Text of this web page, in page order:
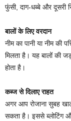
फुंसी, दाग-धब्बे और दूसरी
बालों के लिए वरदान
नीम का पानी या नीम की
म‍िलता है। यह बालों की
होता है।
कब्‍ज से द‍िलाए राहत
अगर आप रोजाना सुबह
सकता है। इससे ब्लोटिंग